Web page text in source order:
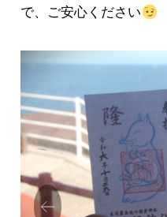
で、ご安心ください
Prev